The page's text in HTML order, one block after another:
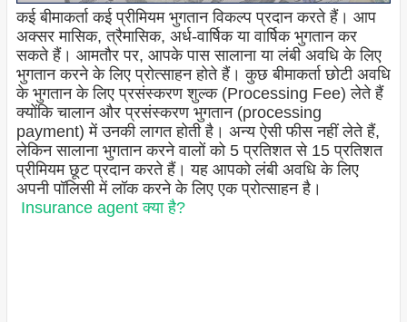
कई बीमाकर्ता कई प्रीमियम भुगतान विकल्प प्रदान करते हैं। आप
अक्सर मासिक, त्रैमासिक, अर्ध-वार्षिक या वार्षिक भुगतान कर
सकते हैं। आमतौर पर, आपके पास सालाना या लंबी अवधि के लिए
भुगतान करने के लिए प्रोत्साहन होते हैं। कुछ बीमाकर्ता छोटी अवधि
के भुगतान के लिए प्रसंस्करण शुल्क (Processing Fee) लेते हैं
क्योंकि चालान और प्रसंस्करण भुगतान (processing
payment) में उनकी लागत होती है। अन्य ऐसी फीस नहीं लेते हैं,
लेकिन सालाना भुगतान करने वालों को 5 प्रतिशत से 15 प्रतिशत
प्रीमियम छूट प्रदान करते हैं। यह आपको लंबी अवधि के लिए
अपनी पॉलिसी में लॉक करने के लिए एक प्रोत्साहन है।
Insurance agent क्या है?